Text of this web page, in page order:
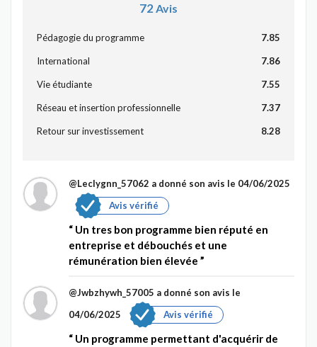
72Avis
Pédagogie du programme 7.85
International 7.86
Vie étudiante 7.55
Réseau et insertion professionnelle 7.37
Retour sur investissement 8.28
@Leclygnn_57062 a donné son avis le 04/06/2025
Avis vérifié
Un tres bon programme bien réputé en
entreprise et débouchés et une
rémunération bien élevée
@Jwbzhywh_57005 a donné son avis le
04/06/2025
Avis vérifié
Un programme permettant d'acquérir de